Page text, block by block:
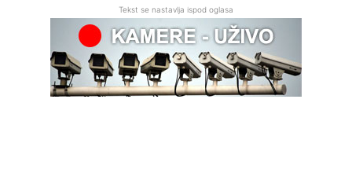
Tekst se nastavlja ispod oglasa